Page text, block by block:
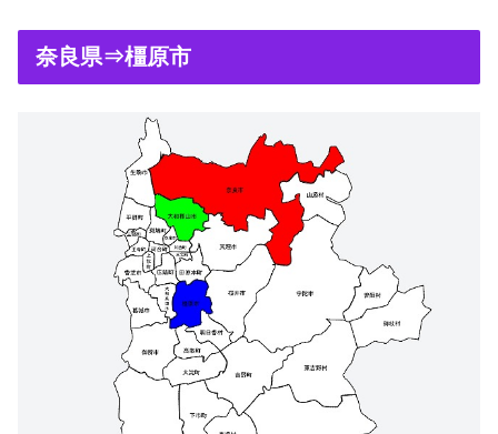
奈良県⇒橿原市